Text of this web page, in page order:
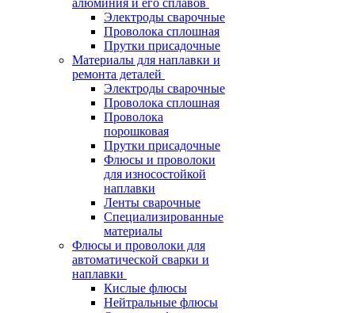
алюминия и его сплавов
Электроды сварочные
Проволока сплошная
Прутки присадочные
Материалы для наплавки и
ремонта деталей
Электроды сварочные
Проволока сплошная
Проволока
порошковая
Прутки присадочные
Флюсы и проволоки
для износостойкой
наплавки
Ленты сварочные
Специализированные
материалы
Флюсы и проволоки для
автоматической сварки и
наплавки
Кислые флюсы
Нейтральные флюсы